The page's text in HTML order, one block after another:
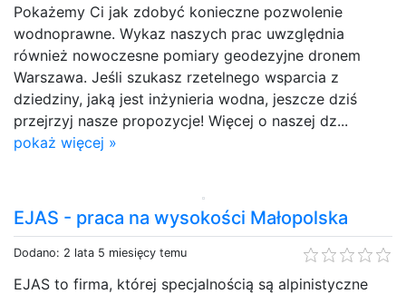
Pokażemy Ci jak zdobyć konieczne pozwolenie
wodnoprawne. Wykaz naszych prac uwzględnia
również nowoczesne pomiary geodezyjne dronem
Warszawa. Jeśli szukasz rzetelnego wsparcia z
dziedziny, jaką jest inżynieria wodna, jeszcze dziś
przejrzyj nasze propozycje! Więcej o naszej dz...
pokaż więcej »
EJAS - praca na wysokości Małopolska
Dodano: 2 lata 5 miesięcy temu
EJAS to firma, której specjalnością są alpinistyczne